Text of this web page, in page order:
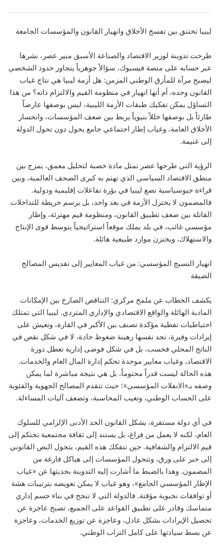
ليبيا تختنق بين تفسخ الأخلاق وانهيار القانون والمؤسسات الجامعة
طرحت تدوينة لوزير الاقتصاد والصناعة الأسبق منير عصر، نشرها
عبر حسابه على منصة فيسبوك، سؤالاً جوهرياً يتجاوز حدود الشخصي
ليصبح مرآة للمأزق الوطني المزمن: هل أزمة ليبيا هي نتاج غياب
القانون وحده، أم أنها انهيار في منظومة القيم والالتزام ذاته؟ من هذا
التساؤل يمكن تفكيك طبقات الأزمة الليبية، ليس بوصفها عارضاً
طارئاً بل بوصفها خللاً بنيوياً يربط بين ضعف المؤسسات، وانحسار
الأخلاق العامة، وغياب إطار اجتماعي جامع يحول دون تحول الدولة
إلى غنيمة.
الرؤية التي طرحها عصر تمثل مادة خصبة لتحليل معمق، يمزج بين
منطق الاقتصاد السياسي الذي تهتم به كبرى الصحف العالمية، وبين
قراءة جيوسياسية تضع ليبيا في بؤرة تفاعلات إقليمية ودولية.
فالمضمون لا يختزل الأزمة في بعد واحد، بل يرسم خريطة للتداخلات
القاتلة بين ضعف تطبيق القانون، ومنظومة قيم مهترئة، وإطار
مؤسسي غائب، في بلد يملك موقعاً استراتيجياً يتوسط قوى الإنتاج
والاستهلاك، ويختزن موارد طبيعية هائلة.
انهيار النسيج المؤسسي: من غياب المعايير إلى تقديس المصالح
الضيقة
يكشف الخطاب عن ملمح مركزي: التناقض الصارخ بين الإمكانات
المادية الهائلة والواقع الاقتصادي والإداري المتردي. ليبيا التي تمتلك
احتياطيات نفطية مؤكدة تصنف بين الأكبر في القارة، وتعيش على
إيرادات وفيرة، تجد نفسها رهينة ضغوط حادة، لا في شكل نقص في
الناتج المحلي فحسب، بل في شكل فوضى إدارية تعطل دورة
الاقتصاد، وغياب معايير موحدة تحكم إدارة المال العام والخدمات.
هذه الحالة ليست قدراً محتوماً، بل هي نتيجة مباشرة لما يمكن
وصفه بـ«الانفلات المؤسسي»؛ حيث تتقدم المصالح الجهوية والفئوية
على الحساب الوطني، وتغيب المحاسبة، وتضعف آليات المساءلة.
في أي دولة مستقرة، يشكل القانون الحد الأدنى الإلزامي للسلوك
العام، لكنه لا يعمل من فراغ، بل يستند إلى ثقافة مجتمعية تحتكم إلى
قيم الالتزام والشفافية. حين تتفكك هذه القيم، يتحول النص القانوني
إلى حبر على ورق، وتتحول المؤسسات إلى هياكل فارغة من
المضمون. وهذا بالضبط ما أشارت إليه التدوينة بحديثها عن «غياب
الإطار المؤسسي الجامع»، وهو غياب لا يمكن تعويضه بترتيبات هشة
أو توافقات نخبوية مؤقتة. فالدولة التي لا تنجح في بناء جسم إداري
متماسك وقادر على تطبيق القواعد على الجميع، تصبح عاجزة عن
تحصيل الإيرادات بشكل عادل، وعاجزة عن توزيع الخدمات، وعاجزة
عن بسط سيادتها على كامل التراب الوطني.